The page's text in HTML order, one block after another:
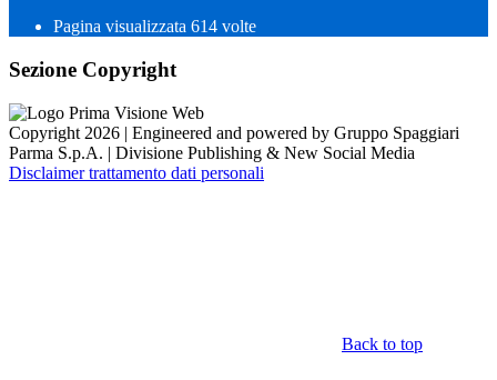
Pagina visualizzata 614 volte
Sezione Copyright
Copyright 2026 | Engineered and powered by Gruppo Spaggiari
Parma S.p.A. | Divisione Publishing & New Social Media
Disclaimer trattamento dati personali
Back to top